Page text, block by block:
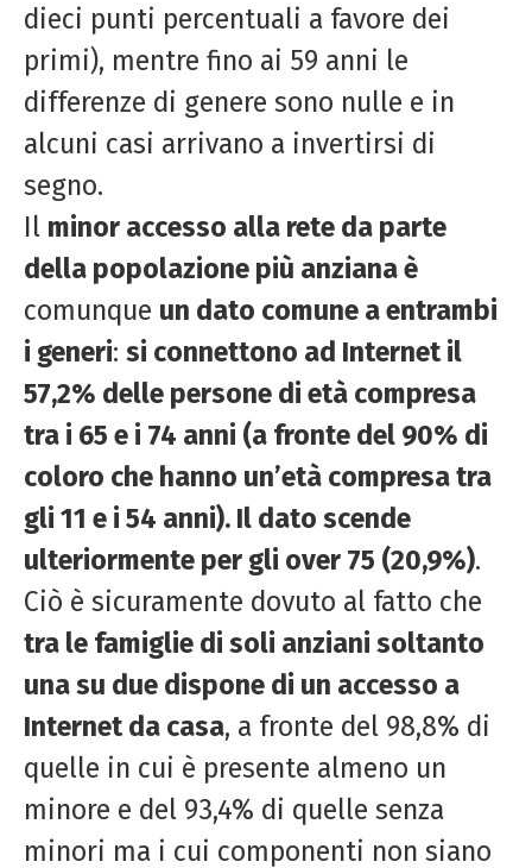
dieci punti percentuali a favore dei
primi), mentre fino ai 59 anni le
differenze di genere sono nulle e in
alcuni casi arrivano a invertirsi di
segno.
Il minor accesso alla rete da parte
della popolazione più anziana è
comunque un dato comune aentrambi
i generi: si connettono ad Internet il
57,2% delle persone di età compresa
tra i 65 e i 74 anni (a fronte del 90% di
coloro che hanno un’età compresa tra
gli 11 e i 54 anni). Il dato scende
ulteriormente per gli over 75 (20,9%).
Ciò è sicuramente dovuto al fatto che
tra le famiglie di soli anziani soltanto
una su due dispone di un accesso a
Internet da casa, a fronte del 98,8% di
quelle in cui è presente almeno un
minore e del 93,4% di quelle senza
minori ma i cui componenti non siano